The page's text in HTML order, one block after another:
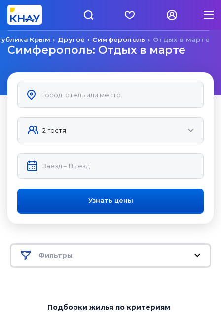
Отдых в марте
Симферополь
Другое
Крым
Симферополь: Отдых в марте
Узнать цены
Фильтры
Подборки жильяпо критериям